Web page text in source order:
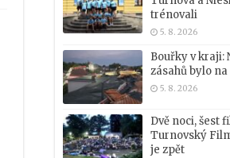
trénovali
5. 8. 2026
Bouřky v kraji:
zásahů bylo
5. 8. 2026
Dvě noci, šest
Turnovský
je zpět